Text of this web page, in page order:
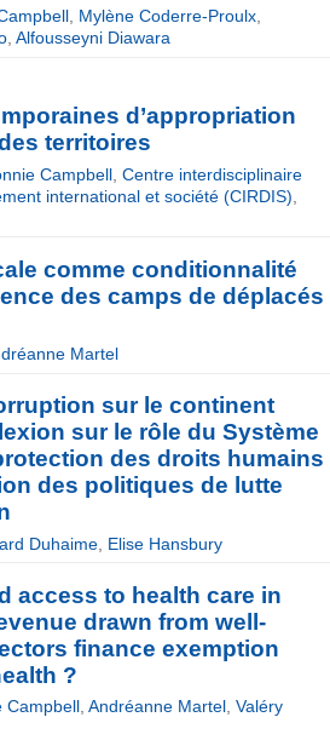
, Mylène Coderre-Proulx,
,Alfousseyni Diawara
d’appropriation
territoires
Campbell ,Centre interdisciplinaire
international et société (CIRDIS)
comme conditionnalité
des camps de déplacés
Martel
sur le continent
sur le rôle du Système
des droits humains
des politiques de lutte
Duhaime Elise Hansbury
access to health care in
drawn from well-
finance exemption
?
Campbell,Andréanne Martel,Valéry